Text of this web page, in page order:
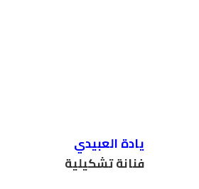
يادة العبيدي
فنانة تشكيلية